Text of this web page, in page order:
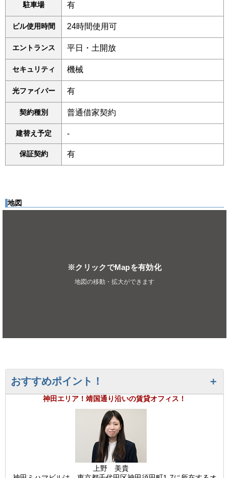
駐車場 有
ビル使用時間 24時間使用可
エントランス 平日・土開放
セキュリティ 機械
光ファイバー 有
契約種別 普通借家契約
建替え予定 -
保証契約 有
地図
※クリックでMapを有効化
地図の移動・拡大ができます
おすすめポイント！
神田エリア！靖国通り沿いの賃貸オフィス！
上野 美貴